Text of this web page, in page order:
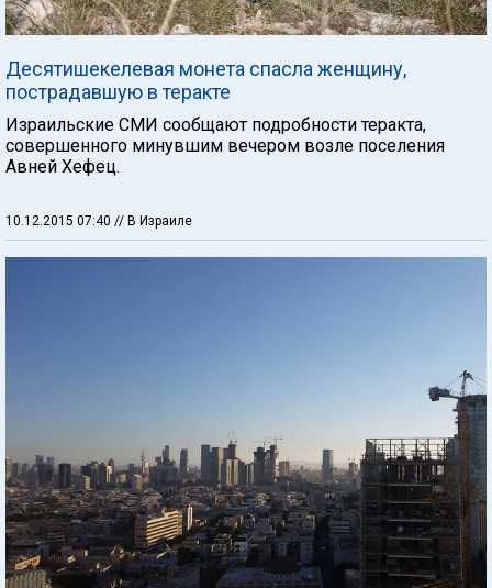
Десятишекелевая монета спасла женщину,
пострадавшую в теракте
Израильские СМИ сообщают подробности теракта,
совершенного минувшим вечером возле поселения
Авней Хефец.
10.12.2015 07:40 // В Израиле